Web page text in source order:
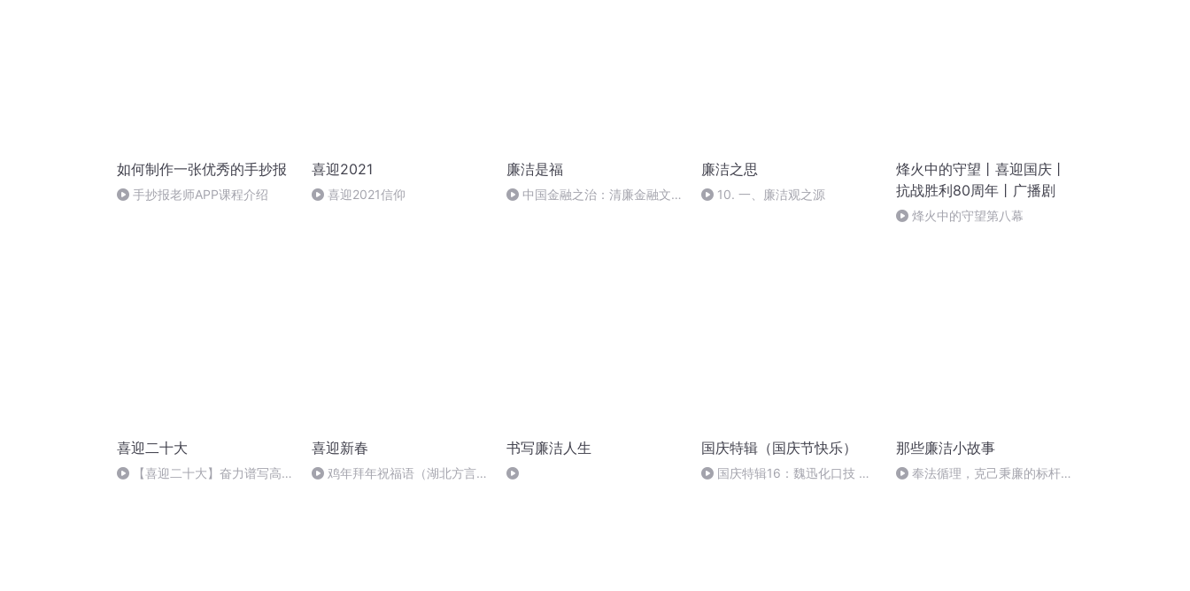
如何制作一张优秀的手抄报
手抄报老师APP课程介绍
喜迎2021
喜迎2021信仰
廉洁是福
中国金融之治：清廉金融文化
廉洁之思
10. 一、廉洁观之源
烽火中的守望丨喜迎国庆丨
抗战胜利80周年丨广播剧
烽火中的守望第八幕
喜迎二十大
【喜迎二十大】奋力谱写高质
喜迎新春
鸡年拜年祝福语（湖北方言
书写廉洁人生 国庆特辑（国庆节快乐）
国庆特辑16：魏迅化口技 二
那些廉洁小故事
奉法循理，克己秉廉的标杆